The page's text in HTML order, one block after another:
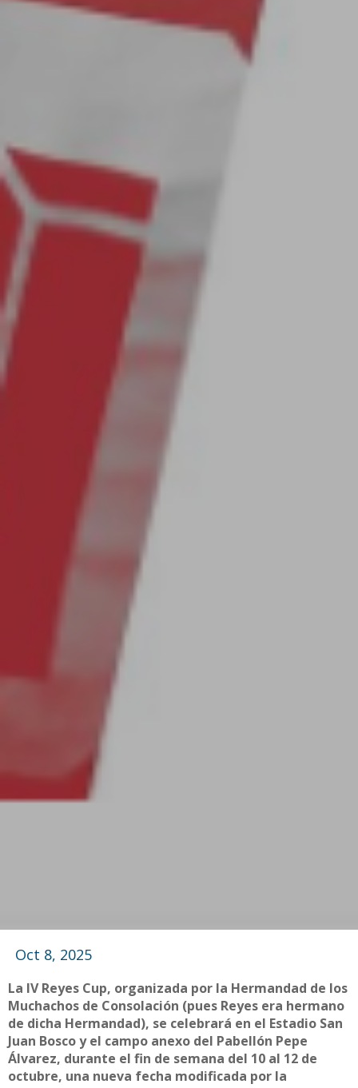
Oct 8, 2025
La IV Reyes Cup, organizada por la Hermandad de los
Muchachos de Consolación (pues Reyes era hermano
de dicha Hermandad), se celebrará en el Estadio San
Juan Bosco y el campo anexo del Pabellón Pepe
Álvarez, durante el fin de semana del 10 al 12 de
octubre, una nueva fecha modificada por la